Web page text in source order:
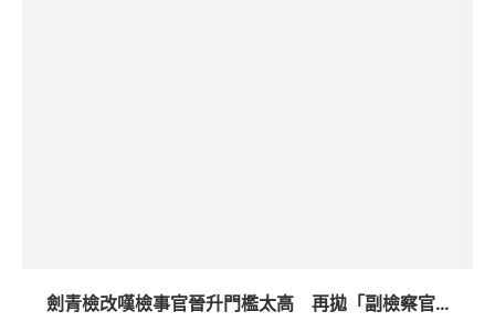
劍青檢改嘆檢事官晉升門檻太高 再拋「副檢察官...